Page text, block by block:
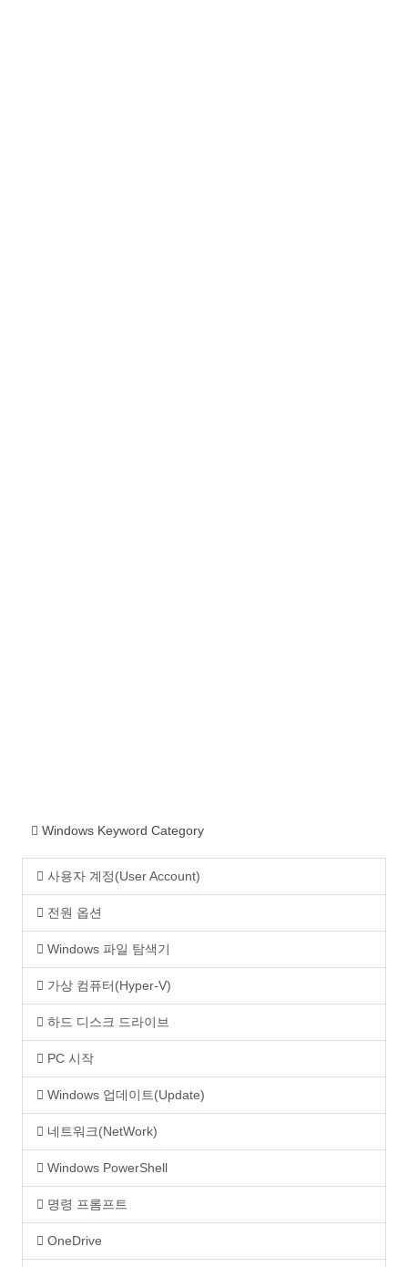
Windows Keyword Category
사용자 계정(User Account)
전원 옵션
Windows 파일 탐색기
가상 컴퓨터(Hyper-V)
하드 디스크 드라이브
PC 시작
Windows 업데이트(Update)
네트워크(NetWork)
Windows PowerShell
명령 프롬프트
OneDrive